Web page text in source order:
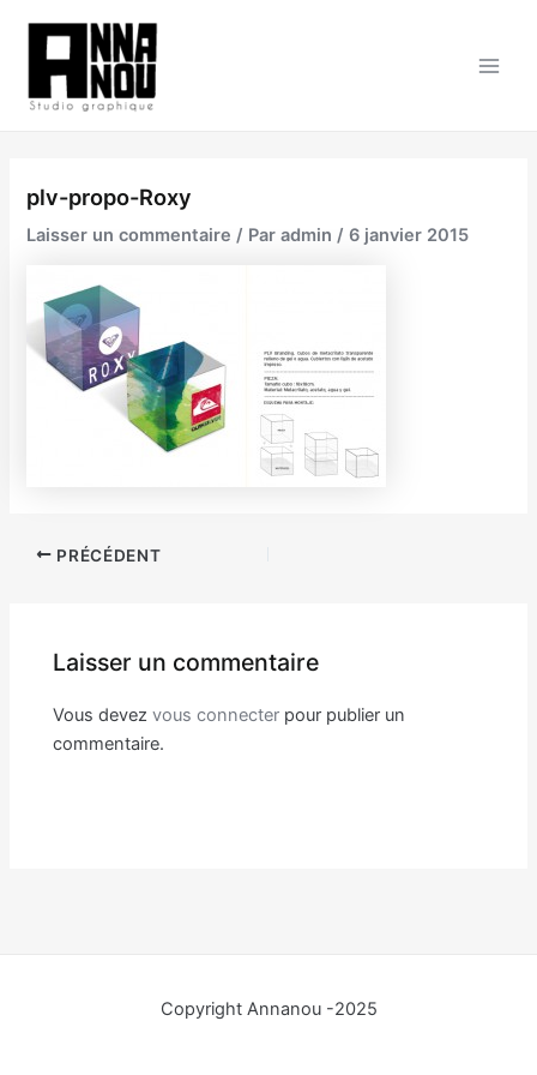
contenu
plv-propo-Roxy
Laisser un commentaire / Paradmin/6 janvier 2015
NavigationPRÉCÉDENT
Laisser un commentaire
Vous devezvous connecter pour publier un
commentaire.
Copyright Annanou -2025